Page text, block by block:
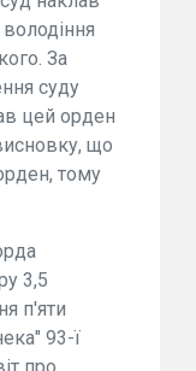
За
суду
цей орден
що
тому
3,5
п'яти
93-ї